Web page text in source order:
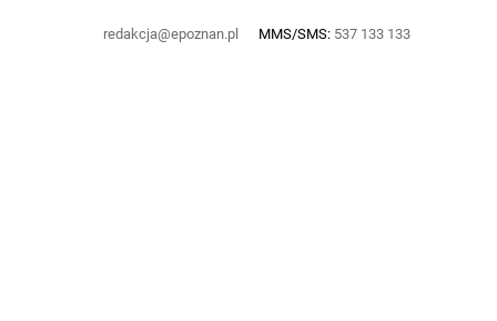
redakcja@epoznan.pl MMS/SMS: 537 133 133